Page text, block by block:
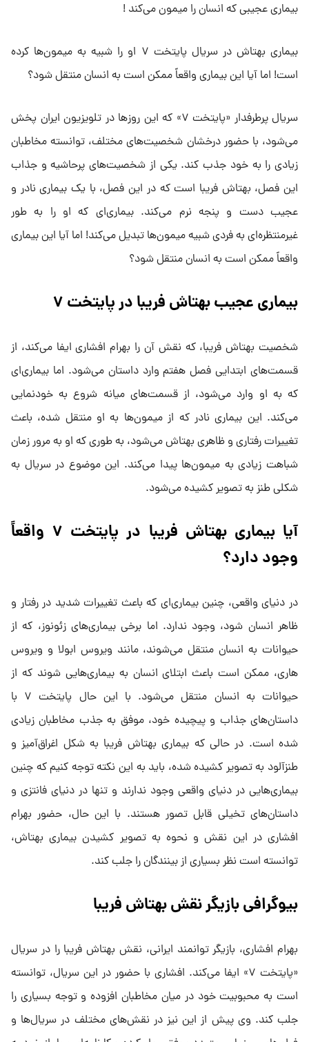
بیماری عجیبی که انسان را میمون می‌کند !
بیماری‌ بهتاش در سریال پایتخت ۷ او را شبیه به میمون‌ها کرده
است! اما آیا این بیماری واقعاً ممکن است به انسان منتقل شود؟
سریال پرطرفدار «پایتخت ۷» که این روزها در تلویزیون ایران پخش
می‌شود، با حضور درخشان شخصیت‌های مختلف، توانسته مخاطبان
زیادی را به خود جذب کند. یکی از شخصیت‌های پرحاشیه و جذاب
این فصل، بهتاش فریبا است که در این فصل، با یک بیماری نادر و
عجیب دست و پنجه نرم می‌کند. بیماری‌ای که او را به طور
غیرمنتظره‌ای به فردی شبیه میمون‌ها تبدیل می‌کند! اما آیا این بیماری
واقعاً ممکن است به انسان منتقل شود؟
بیماری عجیب بهتاش فریبا در پایتخت ۷
شخصیت بهتاش فریبا، که نقش آن را بهرام افشاری ایفا می‌کند، از
قسمت‌های ابتدایی فصل هفتم وارد داستان می‌شود. اما بیماری‌ای
که به او وارد می‌شود، از قسمت‌های میانه شروع به خودنمایی
می‌کند. این بیماری نادر که از میمون‌ها به او منتقل شده، باعث
تغییرات رفتاری و ظاهری بهتاش می‌شود، به طوری که او به مرور زمان
شباهت زیادی به میمون‌ها پیدا می‌کند. این موضوع در سریال به
شکلی طنز به تصویر کشیده می‌شود.
آیا بیماری بهتاش فریبا در پایتخت ۷ واقعاً
وجود دارد؟
در دنیای واقعی، چنین بیماری‌ای که باعث تغییرات شدید در رفتار و
ظاهر انسان شود، وجود ندارد. اما برخی بیماری‌های زئونوز، که از
حیوانات به انسان منتقل می‌شوند، مانند ویروس ابولا و ویروس
هاری، ممکن است باعث ابتلای انسان به بیماری‌هایی شوند که از
حیوانات به انسان منتقل می‌شود. با این حال پایتخت ۷ با
داستان‌های جذاب و پیچیده خود، موفق به جذب مخاطبان زیادی
شده است. در حالی که بیماری بهتاش فریبا به شکل اغراق‌آمیز و
طنزآلود به تصویر کشیده شده، باید به این نکته توجه کنیم که چنین
بیماری‌هایی در دنیای واقعی وجود ندارند و تنها در دنیای فانتزی و
داستان‌های تخیلی قابل تصور هستند. با این حال، حضور بهرام
افشاری در این نقش و نحوه به تصویر کشیدن بیماری بهتاش،
توانسته است نظر بسیاری از بینندگان را جلب کند.
بیوگرافی بازیگر نقش بهتاش فریبا
بهرام افشاری، بازیگر توانمند ایرانی، نقش بهتاش فریبا را در سریال
«پایتخت ۷» ایفا می‌کند. افشاری با حضور در این سریال، توانسته
است به محبوبیت خود در میان مخاطبان افزوده و توجه بسیاری را
جلب کند. وی پیش از این نیز در نقش‌های مختلف در سریال‌ها و